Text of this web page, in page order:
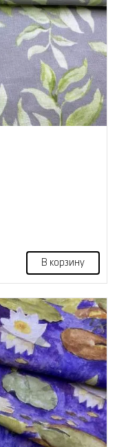
В корзину